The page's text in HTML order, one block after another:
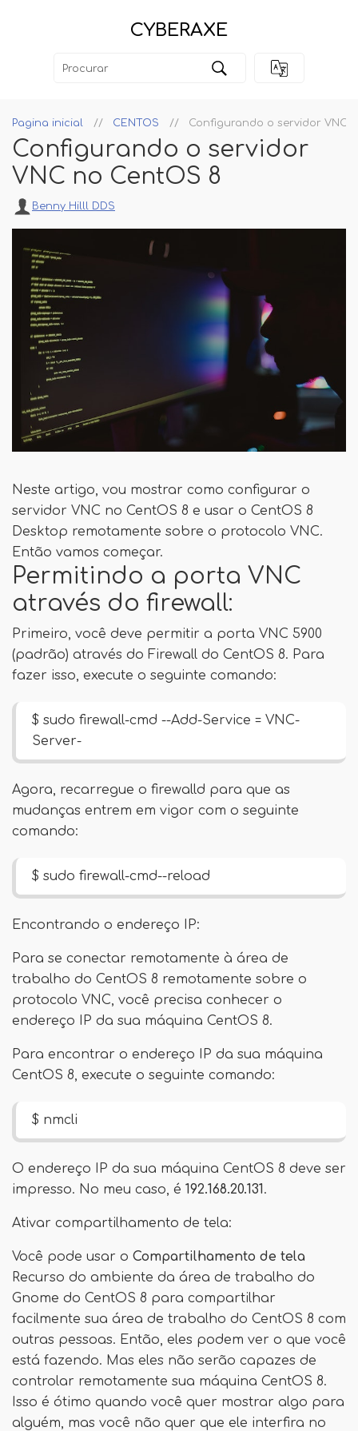
CYBERAXE
Pagina inicial CENTOS Configurando o servidor VNC
Configurando o servidor
VNC no CentOS 8
Benny Hilll DDS
Neste artigo, vou mostrar como configurar o
servidor VNC no CentOS 8 e usar o CentOS 8
Desktop remotamente sobre o protocolo VNC.
Então vamos começar.
Permitindo a porta VNC
através do firewall:
Primeiro, você deve permitir a porta VNC 5900
(padrão) através do Firewall do CentOS 8. Para
fazer isso, execute o seguinte comando:
$ sudo firewall-cmd --Add-Service = VNC-
Server-
Agora, recarregue o firewalld para que as
mudanças entrem em vigor com o seguinte
comando:
$ sudo firewall-cmd--reload
Encontrando o endereço IP:
Para se conectar remotamente à área de
trabalho do CentOS 8 remotamente sobre o
protocolo VNC, você precisa conhecer o
endereço IP da sua máquina CentOS 8.
Para encontrar o endereço IP da sua máquina
CentOS 8, execute o seguinte comando:
$ nmcli
O endereço IP da sua máquina CentOS 8 deve ser
impresso. No meu caso, é 192.168.20.131.
Ativar compartilhamento de tela:
Você pode usar o Compartilhamento de tela
Recurso do ambiente da área de trabalho do
Gnome do CentOS 8 para compartilhar
facilmente sua área de trabalho do CentOS 8 com
outras pessoas. Então, eles podem ver o que você
está fazendo. Mas eles não serão capazes de
controlar remotamente sua máquina CentOS 8.
Isso é ótimo quando você quer mostrar algo para
alguém, mas você não quer que ele interfira no